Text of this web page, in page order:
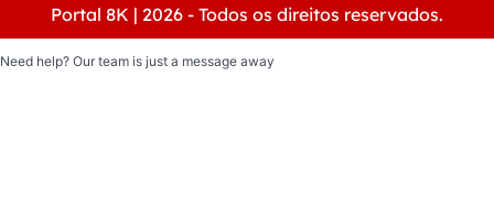
Portal 8K | 2026 - Todos os direitos reservados.
Need help? Our team is just a message away